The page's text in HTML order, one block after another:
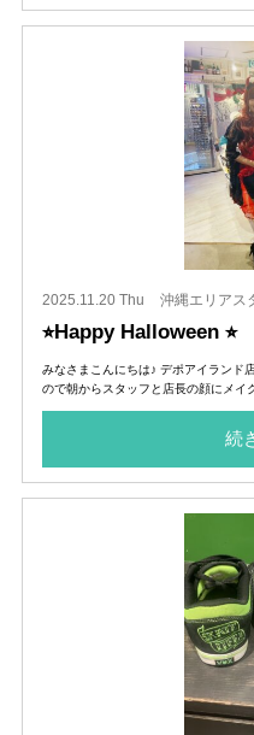
2025.11.20 Thu 沖縄エリアス
⭐︎Happy Halloween ⭐︎
みなさまこんにちは♪ デポアイランド
ので朝からスタッフと店長の顔にメイ
続